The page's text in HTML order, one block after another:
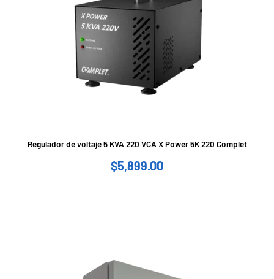
Regulador de voltaje 5 KVA 220 VCA X Power 5K 220 Complet
$5,899.00